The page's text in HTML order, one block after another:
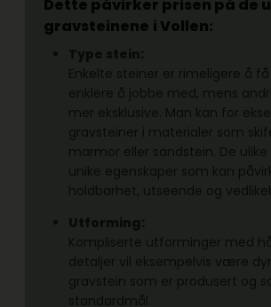
Dette påvirker prisen på de
gravsteinene i Vollen: